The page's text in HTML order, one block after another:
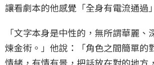
讓看劇本的他感覺「全身有電流通過
「文字本身是中性的，無所謂華麗、
煉金術。」他說：「角色之間簡單的